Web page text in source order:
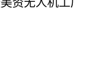
资无人机工厂